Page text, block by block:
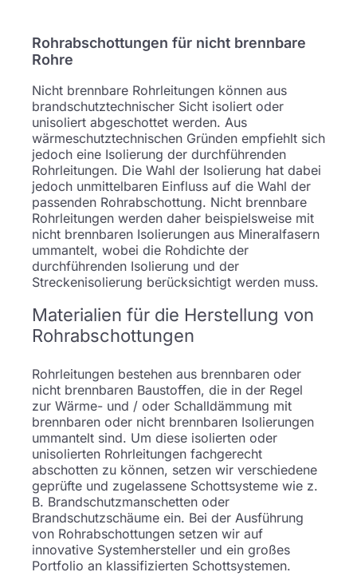
Rohrabschottungen für nicht brennbare
Rohre
Nicht brennbare Rohrleitungen können aus
brandschutztechnischer Sicht isoliert oder
unisoliert abgeschottet werden. Aus
wärmeschutztechnischen Gründen empfiehlt sich
jedoch eine Isolierung der durchführenden
Rohrleitungen. Die Wahl der Isolierung hat dabei
jedoch unmittelbaren Einfluss auf die Wahl der
passenden Rohrabschottung. Nicht brennbare
Rohrleitungen werden daher beispielsweise mit
nicht brennbaren Isolierungen aus Mineralfasern
ummantelt, wobei die Rohdichte der
durchführenden Isolierung und der
Streckenisolierung berücksichtigt werden muss.
Materialien für die Herstellung von
Rohrabschottungen
Rohrleitungen bestehen aus brennbaren oder
nicht brennbaren Baustoffen, die in der Regel
zur Wärme- und / oder Schalldämmung mit
brennbaren oder nicht brennbaren Isolierungen
ummantelt sind. Um diese isolierten oder
unisolierten Rohrleitungen fachgerecht
abschotten zu können, setzen wir verschiedene
geprüfte und zugelassene Schottsysteme wie z.
B. Brandschutzmanschetten oder
Brandschutzschäume ein. Bei der Ausführung
von Rohrabschottungen setzen wir auf
innovative Systemhersteller und ein großes
Portfolio an klassifizierten Schottsystemen.